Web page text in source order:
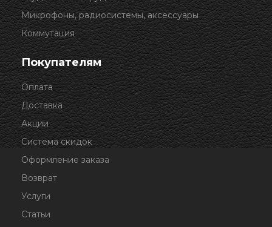
Микрофоны, радиосистемы, аксессуары
Коммутация
Покупателям
Оплата
Доставка
Акции
Система скидок
Оформление заказа
Возврат
Услуги
Статьи